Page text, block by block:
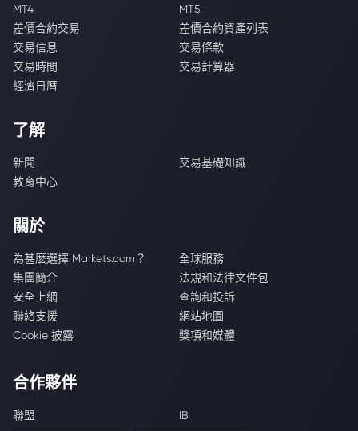
MT4
MT5
差價合約交易
差價合約資產列表
交易信息
交易條款
交易時間
交易計算器
經濟日曆
了解
新聞
交易基礎知識
教育中心
關於
為甚麼選擇 Markets.com？
全球服務
集團簡介
法規和法律文件包
安全上網
查詢和投訴
聯絡支援
網站地圖
Cookie 披露
獎項和媒體
合作夥伴
聯盟 IB